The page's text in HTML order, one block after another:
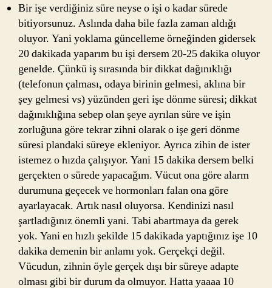
Bir işe verdiğiniz süre neyse o işi o kadar sürede
bitiyorsunuz. Aslında daha bile fazla zaman aldığı
oluyor. Yani yoklama güncelleme örneğinden gidersek
20 dakikada yaparım bu işi dersem 20-25 dakika oluyor
genelde. Çünkü iş sırasında bir dikkat dağınıklığı
(telefonun çalması, odaya birinin gelmesi, aklına bir
şey gelmesi vs) yüzünden geri işe dönme süresi; dikkat
dağınıklığına sebep olan şeye ayrılan süre ve işin
zorluğuna göre tekrar zihni olarak o işe geri dönme
süresi plandaki süreye ekleniyor. Ayrıca zihin de ister
istemez o hızda çalışıyor. Yani 15 dakika dersem belki
gerçekten o sürede yapacağım. Vücut ona göre alarm
durumuna geçecek ve hormonları falan ona göre
ayarlayacak. Artık nasıl oluyorsa. Kendinizi nasıl
şartladığınız önemli yani. Tabi abartmaya da gerek
yok. Yani en hızlı şekilde 15 dakikada yaptığınız işe 10
dakika demenin bir anlamı yok. Gerçekçi değil.
Vücudun, zihnin öyle gerçek dışı bir süreye adapte
olması gibi bir durum da olmuyor. Hatta yaaaa 10